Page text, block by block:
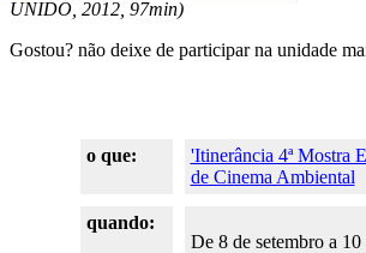
UNIDO, 2012, 97min)
Gostou? não deixe de participar na unidade
o que:
'Itinerância 4ª Mostra
de Cinema Ambiental
quando:
De 8 de setembro a